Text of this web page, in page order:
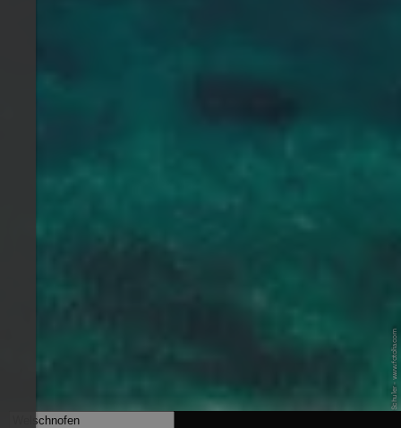
© Fotolia / Jan Schuler - www.fotolia.com